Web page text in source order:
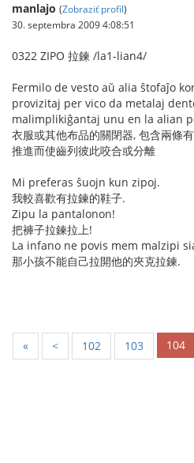
manlajo (Zobraziť profil)
30. septembra 2009 4:08:51
0322 ZIPO 拉鍊 /la1-lian4/
Fermilo de vesto aŭ alia ŝtofaĵo
provizitaj per vico da metalaj
malimplikiĝantaj unu en la alian
衣服或其他布品的關閉器, 包含兩條
推進而使齒列彼此咬合或分離
Mi preferas ŝuojn kun zipoj.
我較喜歡有拉鍊的鞋子.
Zipu la pantalonon!
把褲子拉鍊拉上!
La infano ne povis mem malzipi
那小孩不能自己拉開他的夾克拉鍊.
« < 102 103 104